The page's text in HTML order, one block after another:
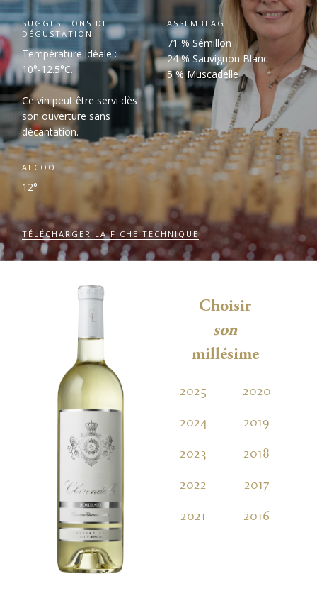
SUGGESTIONS DE
DÉGUSTATION
Température idéale :
10°-12.5°C.
Ce vin peut être servi dès
son ouverture sans
décantation.
ASSEMBLAGE
71 % Sémillon
24 % Sauvignon Blanc
5 % Muscadelle
ALCOOL
12°
TÉLÉCHARGER LA FICHE TECHNIQUE
Choisir
son
millésime
2025
2024
2023
2022
2021
2020
2019
2018
2017
2016